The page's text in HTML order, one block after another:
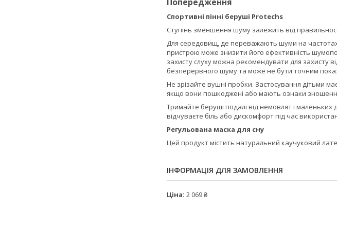
Спортивні пінні беруші Protechs
Ступінь зменшення шуму залежить від
Для середовищ, де переважають шуми на
пристрою може знизити його ефективність
захисту слуху можна рекомендувати для захисту
безперервного шуму та може не бути точним
Не зрізайте вушні пробки. Застосування дітьми
якщо вони пошкоджені або мають ознаки
Тримайте беруші подалі від немовлят і
відчуваєте біль або дискомфорт під час
Регульована маска для сну
Цей продукт містить натуральний каучуковий
ІНФОРМАЦІЯ ДЛЯ ЗАМОВЛЕННЯ
Ціна: 2 069 ₴